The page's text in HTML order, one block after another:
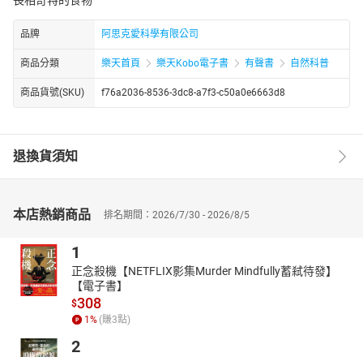
品牌 阿思克愛科學有限公司
商品分類 樂天首頁 樂天Kobo電子書 有聲書 自然科普
商品貨號(SKU) f76a2036-8536-3dc8-a7f3-c50a0e6663d8
退換貨須知
本店熱銷商品 排名期間：2026/7/30 - 2026/8/5
1
正念殺機【NETFLIX影集Murder Mindfully蓄弒待發】
【電子書】
$308
1% (賺3點)
2